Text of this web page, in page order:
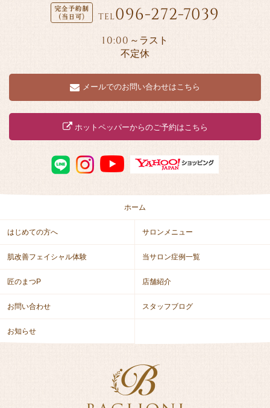
TEL096-272-7039
10:00 ～ラスト
不定休
メールでのお問い合わせはこちら
ホットペッパーからのご予約はこちら
ホーム
はじめての方へ サロンメニュー
肌改善フェイシャル体験 当サロン症例一覧
匠のまつP 店舗紹介
お問い合わせ スタッフブログ
お知らせ